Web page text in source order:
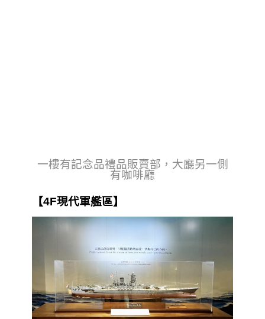
一樓有記念品禮品販賣部，大廳另一側
有咖啡廳
【4F現代軍艦區】